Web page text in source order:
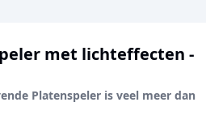
met lichteffecten -
Platenspeler is veel meer dan